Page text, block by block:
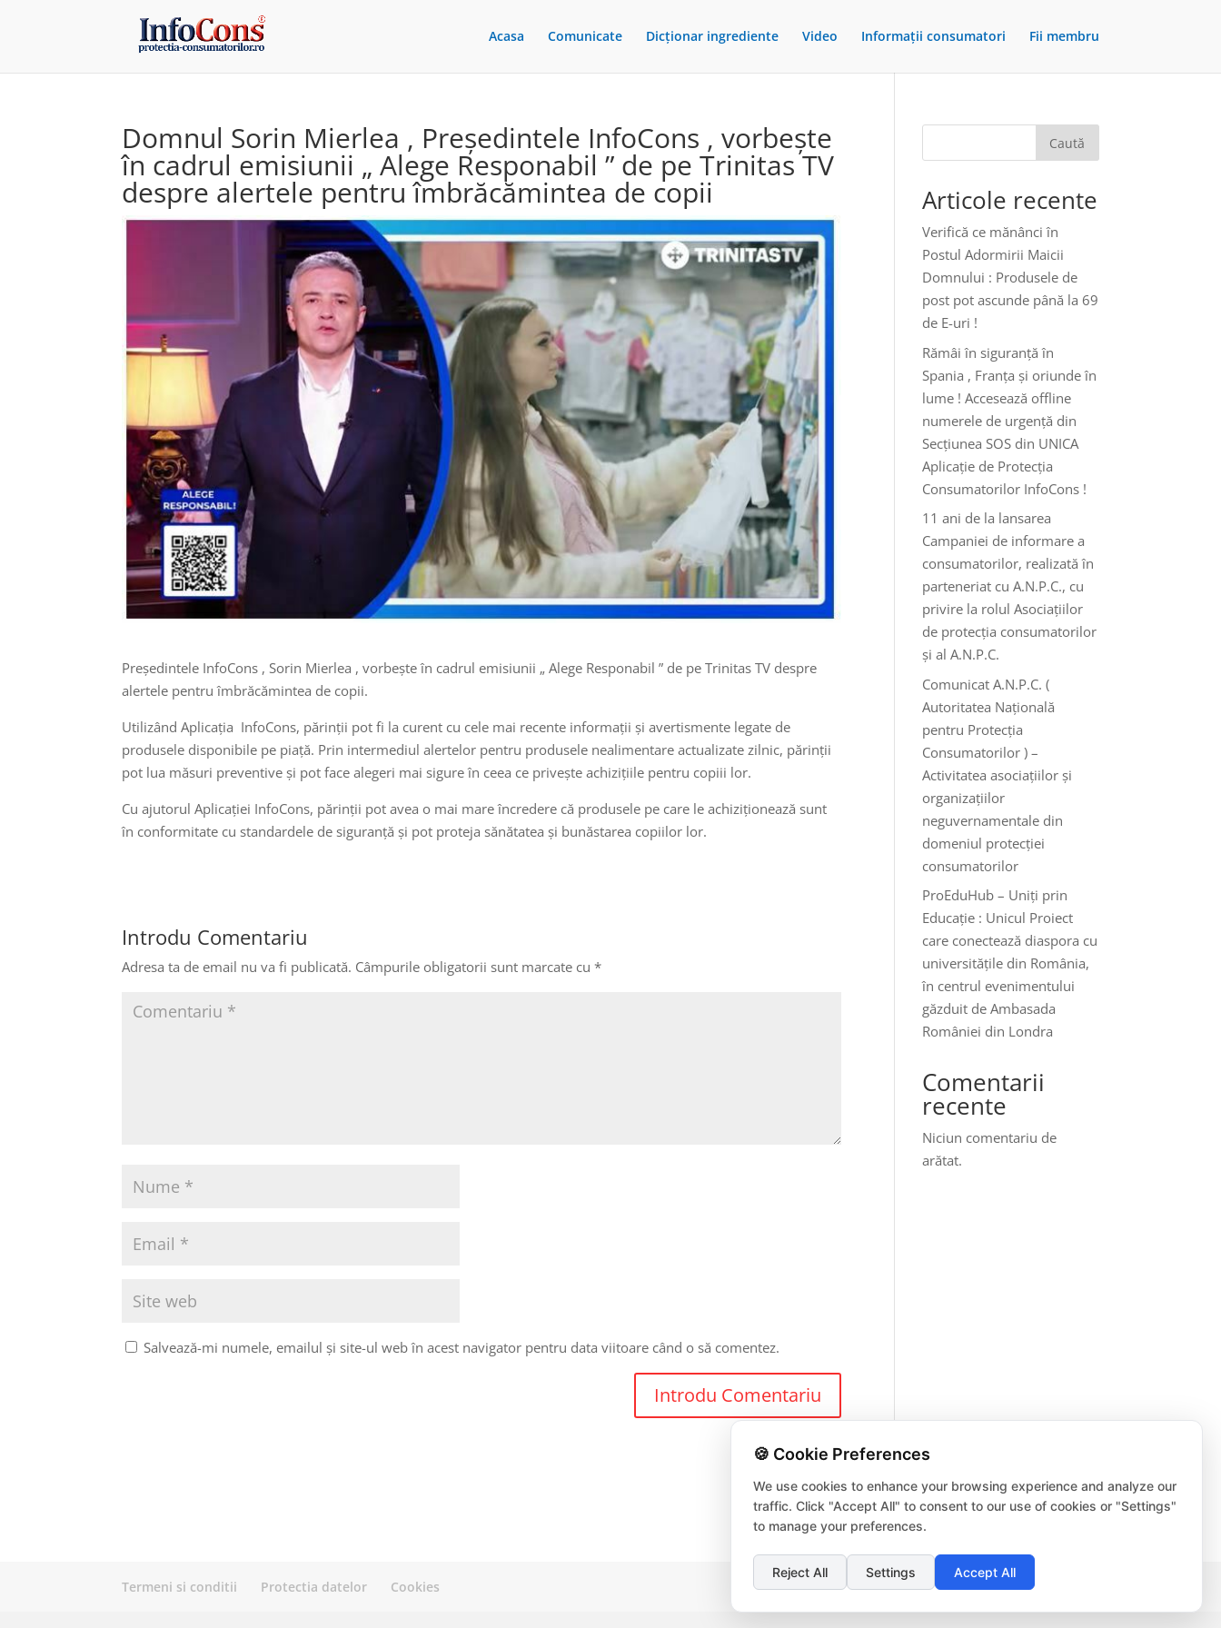
Acasa Comunicate Dicționar ingrediente Video Informații consumatori Fii membru
Domnul Sorin Mierlea , Președintele InfoCons , vorbește
în cadrul emisiunii „ Alege Responabil ” de pe Trinitas TV
despre alertele pentru îmbrăcămintea de copii
Președintele InfoCons , Sorin Mierlea , vorbește în cadrul emisiunii „ Alege Responabil ” de pe Trinitas TV despre
alertele pentru îmbrăcămintea de copii.
Utilizând Aplicația InfoCons, părinții pot fi la curent cu cele mai recente informații și avertismente legate de
produsele disponibile pe piață. Prin intermediul alertelor pentru produsele nealimentare actualizate zilnic, părinții
pot lua măsuri preventive și pot face alegeri mai sigure în ceea ce privește achizițiile pentru copiii lor.
Cu ajutorul Aplicației InfoCons, părinții pot avea o mai mare încredere că produsele pe care le achiziționează sunt
în conformitate cu standardele de siguranță și pot proteja sănătatea și bunăstarea copiilor lor.
Introdu Comentariu
Adresa ta de email nu va fi publicată. Câmpurile obligatorii sunt marcate cu*
Salvează-mi numele, emailul și site-ul web în acest navigator pentru data viitoare când o să comentez.
Caută
Articole recente
Verifică ce mănânci în
Postul Adormirii Maicii
Domnului : Produsele de
post pot ascunde până la 69
de E-uri !
Rămâi în siguranță în
Spania , Franța și oriunde în
lume ! Accesează offline
numerele de urgență din
Secțiunea SOS din UNICA
Aplicație de Protecția
Consumatorilor InfoCons !
11 ani de la lansarea
Campaniei de informare a
consumatorilor, realizată în
parteneriat cu A.N.P.C., cu
privire la rolul Asociațiilor
de protecția consumatorilor
și al A.N.P.C.
Comunicat A.N.P.C. (
Autoritatea Națională
pentru Protecția
Consumatorilor ) –
Activitatea asociațiilor și
organizațiilor
neguvernamentale din
domeniul protecției
consumatorilor
ProEduHub – Uniți prin
Educație : Unicul Proiect
care conectează diaspora cu
universitățile din România,
în centrul evenimentului
găzduit de Ambasada
României din Londra
Comentarii
recente
Niciun comentariu de
arătat.
Termeni si conditii Protectia datelor Cookies
🍪 Cookie Preferences
We use cookies to enhance your browsing experience and analyze our
traffic. Click "Accept All" to consent to our use of cookies or "Settings"
to manage your preferences.
Reject All Settings Accept All